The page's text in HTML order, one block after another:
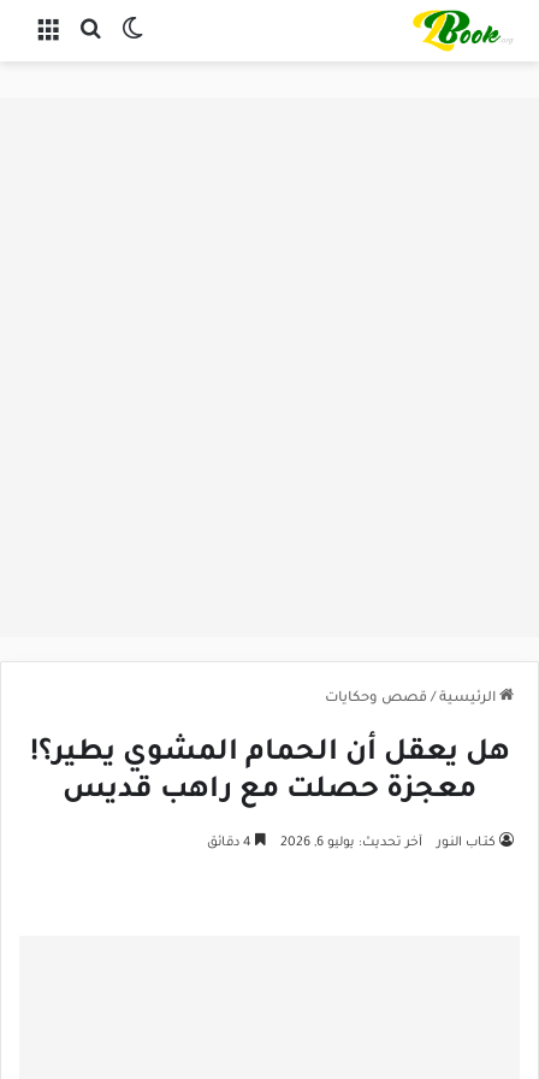
القائمة بحث عن
الرئيسية / قصص وحكايات
هل يعقل أن الحمام المشوي يطير؟!
معجزة حصلت مع راهب قديس
كتـاب النـور آخر تحديث: يوليو 6, 2026